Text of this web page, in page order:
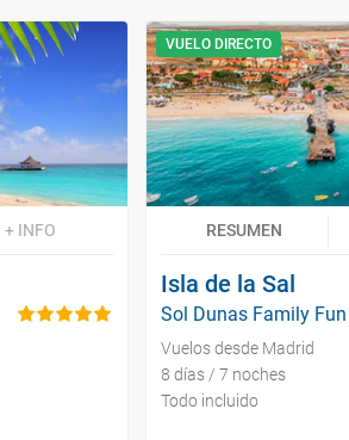
+ INFO
VUELO DIRECTO
RESUMEN
Isla de la Sal
Sol Dunas Family Fun
Vuelos desde Madrid
8 días / 7 noches
Todo incluido